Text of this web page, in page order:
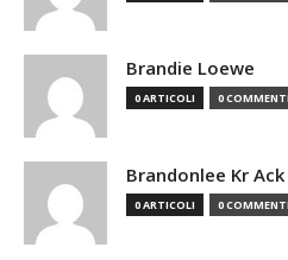
Brandie Loewe
0 ARTICOLI 0 COMMENTI
Brandonlee Kr Ack
0 ARTICOLI 0 COMMENTI